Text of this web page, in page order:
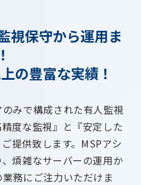
視保守から運用ま
の豊富な実績！
みで構成された有人監視
度な監視』と『安定した
提供致します。MSPアシ
煩雑なサーバーの運用か
務にご注力いただけま